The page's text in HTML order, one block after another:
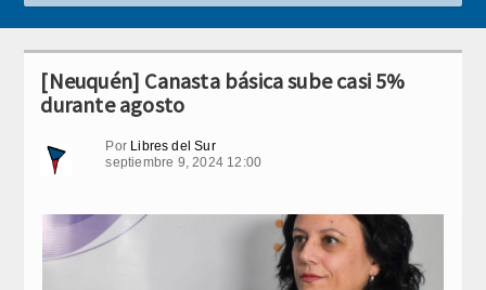
[Neuquén] Canasta básica sube casi 5%
durante agosto
Por Libres del Sur
septiembre 9, 2024 12:00